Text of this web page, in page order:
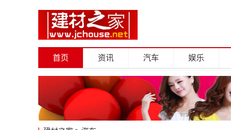
首页 资讯 汽车 娱乐